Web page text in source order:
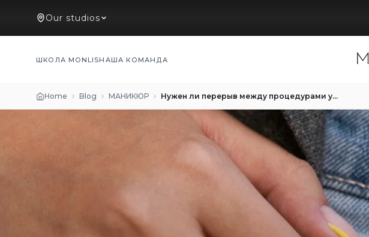
Our studios
ШКОЛА MONLISНАША КОМАНДА
Home Blog МАНИКЮР Нужен ли перерыв между процедурами укрепления ногтей?